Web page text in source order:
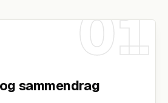
01
sammendrag